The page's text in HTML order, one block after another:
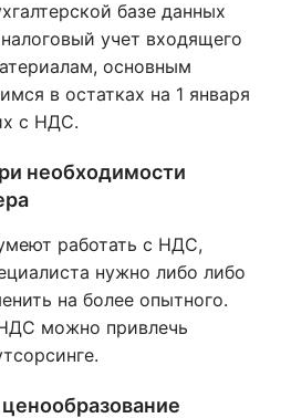
базе данных
учет входящего
основным
в остатках на 1 января
с НДС.
необходимости
работать с НДС,
нужно либо либо
на более опытного.
можно привлечь